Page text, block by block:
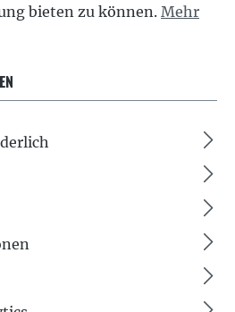
bieten zu können. Mehr